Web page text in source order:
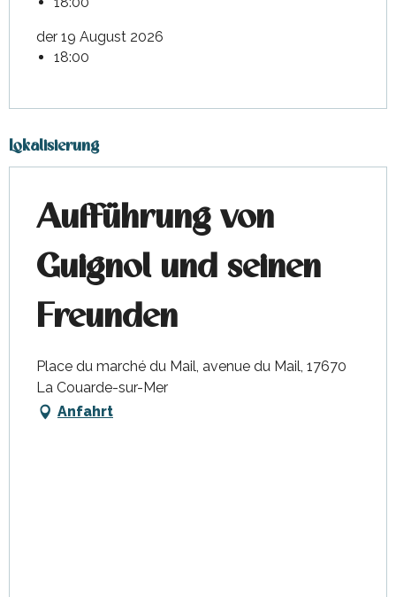
der 19 August 2026
18:00
Lokalisierung
Aufführung von
Guignol und seinen
Freunden
Place du marché du Mail, avenue du Mail, 17670
La Couarde-sur-Mer
Anfahrt